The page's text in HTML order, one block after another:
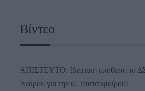
Βίντεο
ΑΠΙΣΤΕΥΤΟ: Ιδιωτική υπόθεση το
Άνδρου για την κ. Τσατσομοίρου!